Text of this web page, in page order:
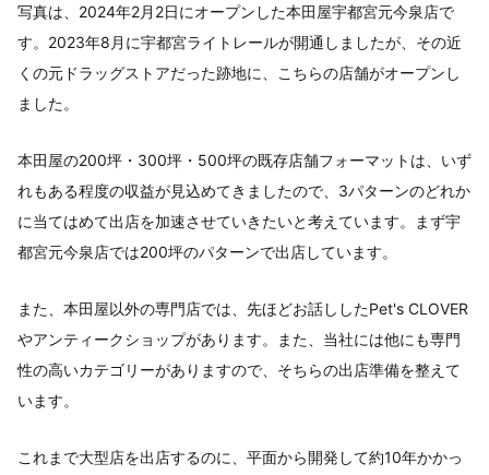
写真は、2024年2月2日にオープンした本田屋宇都宮元今泉店で
す。2023年8月に宇都宮ライトレールが開通しましたが、その近
くの元ドラッグストアだった跡地に、こちらの店舗がオープンし
ました。
本田屋の200坪・300坪・500坪の既存店舗フォーマットは、いず
れもある程度の収益が見込めてきましたので、3パターンのどれか
に当てはめて出店を加速させていきたいと考えています。まず宇
都宮元今泉店では200坪のパターンで出店しています。
また、本田屋以外の専門店では、先ほどお話ししたPet's CLOVER
やアンティークショップがあります。また、当社には他にも専門
性の高いカテゴリーがありますので、そちらの出店準備を整えて
います。
これまで大型店を出店するのに、平面から開発して約10年かかっ